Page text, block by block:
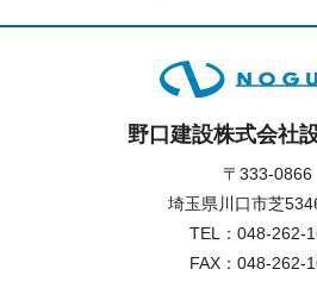
野口建設株式会社
〒333-0866
埼玉県川口市芝
TEL： 048-262-
FAX：048-262-